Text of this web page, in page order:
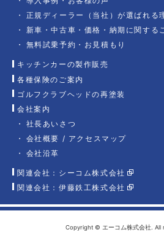
正規ディーラー（当社）が選ばれる
新車・中古車・価格・納期に関する
無料試乗予約・お見積もり
キッチンカーの製作販売
各種保険のご案内
ゴルフクラブヘッドの再塗装
会社案内
社長あいさつ
会社概要 / アクセスマップ
会社沿革
関連会社：シーコム株式会社
関連会社：伊藤鉄工株式会社
Copyright © エーコム株式会社. All